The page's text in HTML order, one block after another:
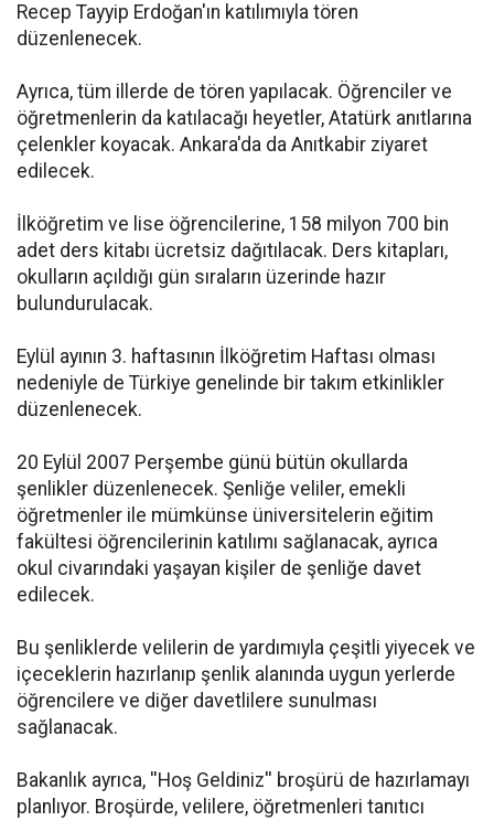
Recep Tayyip Erdoğan'ın katılımıyla tören
düzenlenecek.
Ayrıca, tüm illerde de tören yapılacak. Öğrenciler ve
öğretmenlerin da katılacağı heyetler, Atatürk anıtlarına
çelenkler koyacak. Ankara'da da Anıtkabir ziyaret
edilecek.
İlköğretim ve lise öğrencilerine, 158 milyon 700 bin
adet ders kitabı ücretsiz dağıtılacak. Ders kitapları,
okulların açıldığı gün sıraların üzerinde hazır
bulundurulacak.
Eylül ayının 3. haftasının İlköğretim Haftası olması
nedeniyle de Türkiye genelinde bir takım etkinlikler
düzenlenecek.
20 Eylül 2007 Perşembe günü bütün okullarda
şenlikler düzenlenecek. Şenliğe veliler, emekli
öğretmenler ile mümkünse üniversitelerin eğitim
fakültesi öğrencilerinin katılımı sağlanacak, ayrıca
okul civarındaki yaşayan kişiler de şenliğe davet
edilecek.
Bu şenliklerde velilerin de yardımıyla çeşitli yiyecek ve
içeceklerin hazırlanıp şenlik alanında uygun yerlerde
öğrencilere ve diğer davetlilere sunulması
sağlanacak.
Bakanlık ayrıca, ''Hoş Geldiniz'' broşürü de hazırlamayı
planlıyor. Broşürde, velilere, öğretmenleri tanıtıcı